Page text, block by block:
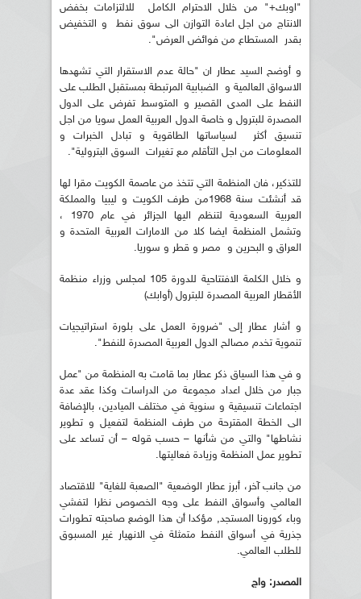
"اوبك+" من خلال الاحترام الكامل للالتزامات بخفض
الانتاج من اجل اعادة التوازن الى سوق نفط و التخفيض
بقدر المستطاع من فوائض العرض".
و أوضح السيد عطار ان "حالة عدم الاستقرار التي تشهدها
الاسواق العالمية و الضبابية المرتبطة بمستقبل الطلب على
النفط على المدى القصير و المتوسط تفرض على الدول
المصدرة للبترول و خاصة الدول العربية العمل سويا من اجل
تنسيق أكثر لسياساتها الطاقوية و تبادل الخبرات و
المعلومات من اجل التأقلم مع تغيرات السوق البترولية".
للتذكير، فان المنظمة التي تتخذ من عاصمة الكويت مقرا لها
قد أنشئت سنة 1968من طرف الكويت و ليبيا والمملكة
العربية السعودية لتنظم اليها الجزائر في عام 1970 ،
وتشمل المنظمة ايضا كلا من الامارات العربية المتحدة و
العراق و البحرين و مصر و قطر و سوريا.
و خلال الكلمة الافتتاحية للدورة 105 لمجلس وزراء منظمة
الأقطار العربية المصدرة للبترول (أوابك)
و أشار عطار إلى "ضرورة العمل على بلورة استراتيجيات
تنموية تخدم مصالح الدول العربية المصدرة للنفط".
و في هذا السياق ذكر عطار بما قامت به المنظمة من "عمل
جبار من خلال اعداد مجموعة من الدراسات وكذا عقد عدة
اجتماعات تنسيقية و سنوية في مختلف الميادين، بالإضافة
الى الخطة المقترحة من طرف المنظمة لتفعيل و تطوير
نشاطها" والتي من شأنها – حسب قوله – أن تساعد على
تطوير عمل المنظمة وزيادة فعاليتها.
من جانب آخر، أبرز عطار الوضعية "الصعبة للغاية" للاقتصاد
العالمي وأسواق النفط على وجه الخصوص نظرا لتفشي
وباء كورونا المستجد, مؤكدا أن هذا الوضع صاحبته تطورات
جذرية في أسواق النفط متمثلة في الانهيار غير المسبوق
للطلب العالمي.
المصدر: واج